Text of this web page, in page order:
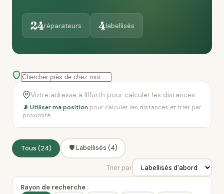
24réparateurs 4labellisés
📡 Utiliser ma position pour calculer les distances et trier par
proximité
Tous (24) 🛡️ Labellisés (4)
Trier par
Rayon de recherche :